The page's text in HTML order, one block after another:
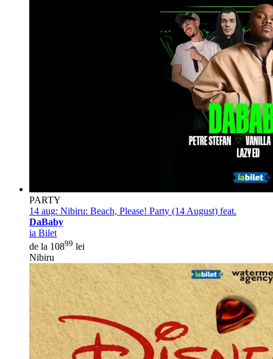
PARTY
14 aug: Nibiru: Beach, Please! Party (14 August) feat.
DaBaby
ia Bilet
de la 10899 lei
Nibiru